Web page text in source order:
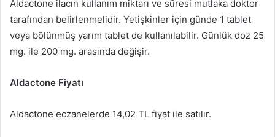
Aldactone ilacın kullanım miktarı ve süresi mutlaka doktor
tarafından belirlenmelidir. Yetişkinler için günde 1 tablet
veya bölünmüş yarım tablet de kullanılabilir. Günlük doz 25
mg. ile 200 mg. arasında değişir.
Aldactone Fiyatı
Aldactone eczanelerde 14,02 TL fiyat ile satılır.